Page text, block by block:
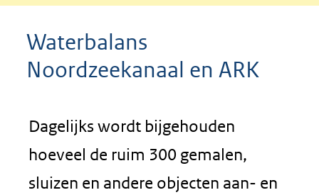
Waterbalans
Noordzeekanaal en ARK
Dagelijks wordt bijgehouden
hoeveel de ruim 300 gemalen,
sluizen en andere objecten aan- en